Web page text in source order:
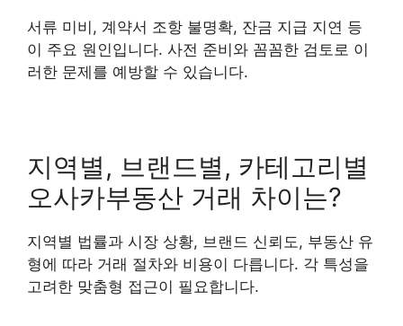
서류 미비, 계약서 조항 불명확, 잔금 지급 지연 등
이 주요 원인입니다. 사전 준비와 꼼꼼한 검토로 이
러한 문제를 예방할 수 있습니다.
지역별, 브랜드별, 카테고리별
오사카부동산 거래 차이는?
지역별 법률과 시장 상황, 브랜드 신뢰도, 부동산 유
형에 따라 거래 절차와 비용이 다릅니다. 각 특성을
고려한 맞춤형 접근이 필요합니다.